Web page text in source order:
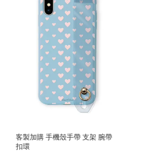
客製加購 手機殼手帶 支架 腕帶
扣環